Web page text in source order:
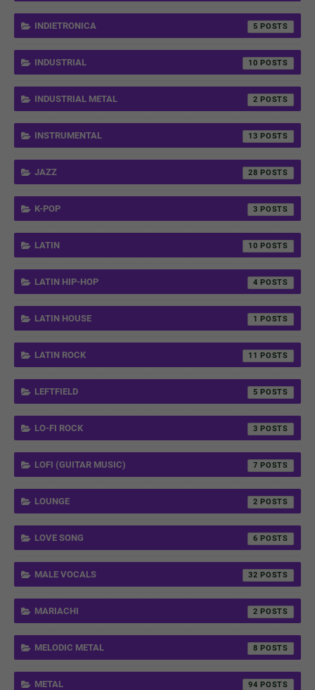
INDIETRONICA 5
INDUSTRIAL 10
INDUSTRIAL METAL 2
INSTRUMENTAL 13
JAZZ 28
K-POP 3
LATIN 10
LATIN HIP-HOP 4
LATIN HOUSE 1
LATIN ROCK 11
LEFTFIELD 5
LO-FI ROCK 3
LOFI (GUITAR MUSIC) 7
LOUNGE 2
LOVE SONG 6
MALE VOCALS 32
MARIACHI 2
MELODIC METAL 8
METAL 94